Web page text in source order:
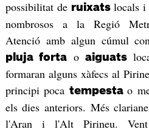
possibilitat de ruixats locals i
nombrosos a la Regió
Atenció amb algun cúmul
pluja forta oaiguats
formaran alguns xàfecs al
principi poca tempestao
els dies anteriors. Més
l'Aran i l'Alt Pirineu.